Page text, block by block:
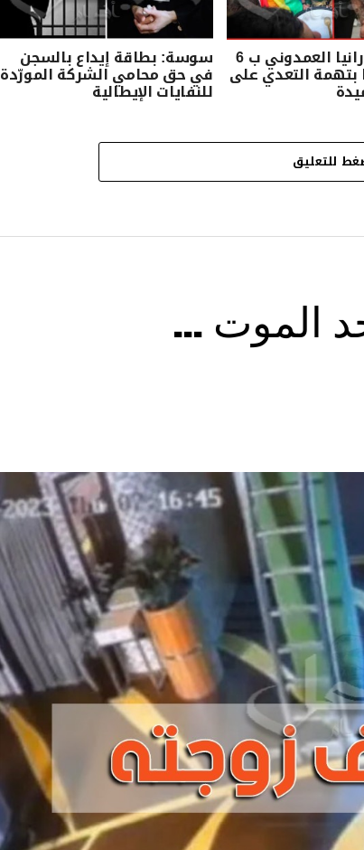
الحكم على رانيا العمدوني ب 6
التعدي على
سوسة: بطاقة إيداع بالسجن
في حق محامي الشركة المورّدة
للنفايات الإيطالية
للتعليق
الموت …